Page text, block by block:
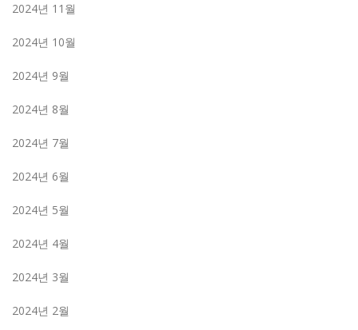
2024년 11월
2024년 10월
2024년 9월
2024년 8월
2024년 7월
2024년 6월
2024년 5월
2024년 4월
2024년 3월
2024년 2월